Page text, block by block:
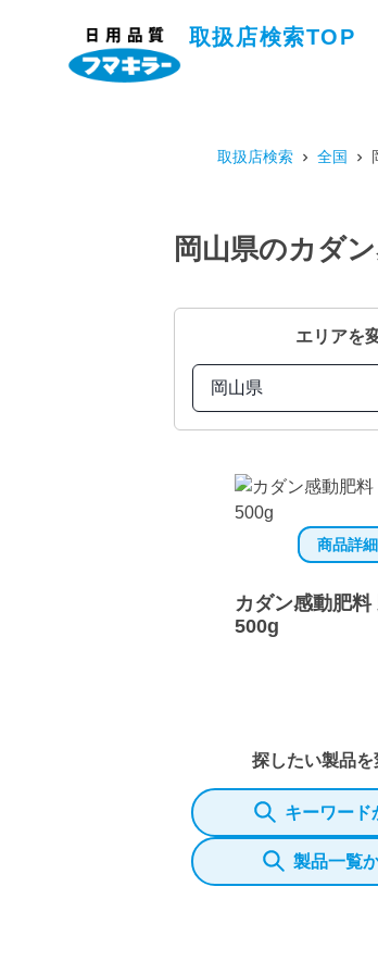
取扱店検索TOP
取扱店検索 全国
岡山県のカダ
エリアを
岡山県
商品詳細
カダン感動肥料
500g
探したい製品を
キーワード
製品一覧